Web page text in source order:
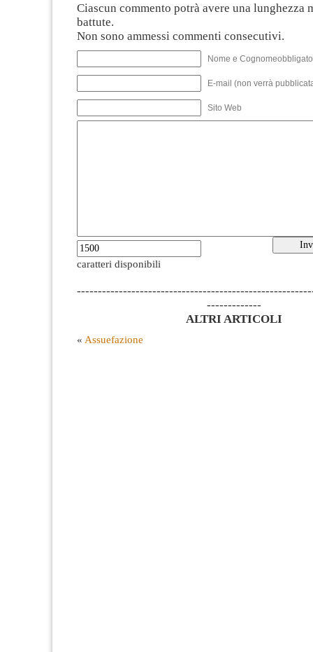
Ciascun commento potrà avere una lunghezza
battute.
Non sono ammessi commenti consecutivi.
Nome e
E-mail (non verrà
Sito Web
caratteri disponibili
-------------
ALTRI ARTICOLI
« Assuefazione